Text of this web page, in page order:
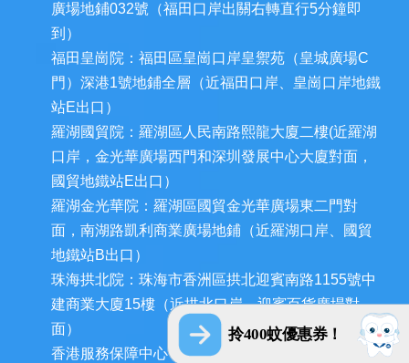
拎400蚊優惠券！
廣場地鋪032號（福田口岸出關右轉直行5分鐘即
到）
福田皇崗院：福田區皇崗口岸皇禦苑（皇城廣場C
門）深港1號地鋪全層（近福田口岸、皇崗口岸地鐵
站E出口）
羅湖國貿院：羅湖區人民南路熙龍大廈二樓(近羅湖
口岸，金光華廣場西門和深圳發展中心大廈對面，
國貿地鐵站E出口）
羅湖金光華院：羅湖區國貿金光華廣場東二門對
面，南湖路凱利商業廣場地鋪（近羅湖口岸、國貿
地鐵站B出口）
珠海拱北院：珠海市香洲區拱北迎賓南路1155號中
建商業大廈15樓（近拱北口岸，迎賓百貨廣場對
面）
香港服務保障中心：九龍荔枝角長裕街11號定豐中